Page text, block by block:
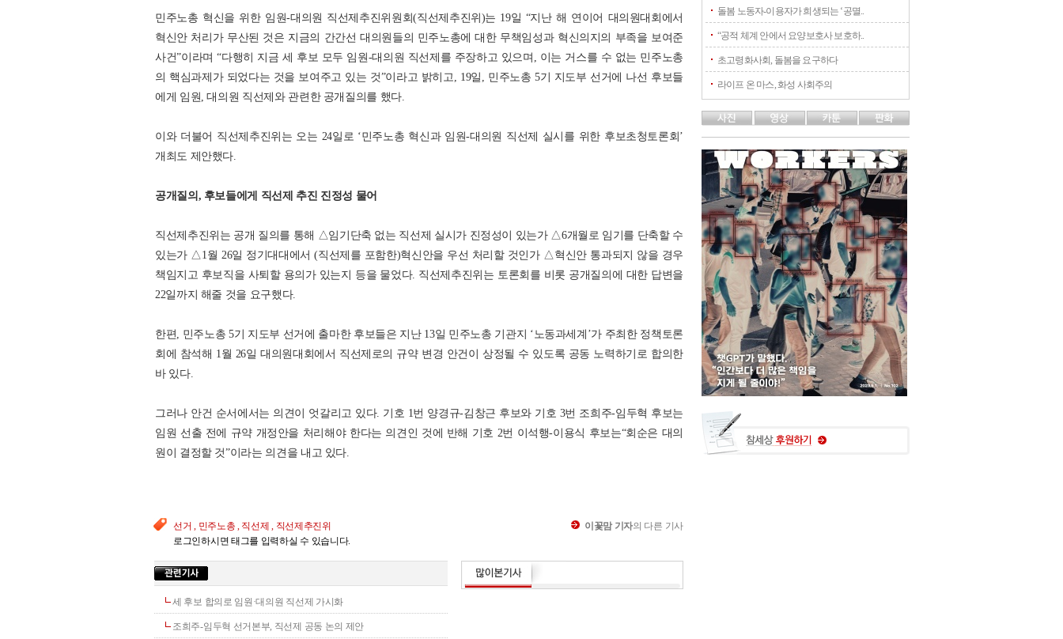
민주노총 혁신을 위한 임원-대의원 직선제추진위원회(직선제추진위)는 19일 “지난 해 연이어 대의원대회에서
혁신안 처리가 무산된 것은 지금의 간간선 대의원들의 민주노총에 대한 무책임성과 혁신의지의 부족을 보여준
사건”이라며 “다행히 지금 세 후보 모두 임원-대의원 직선제를 주장하고 있으며, 이는 거스를 수 없는 민주노총
의 핵심과제가 되었다는 것을 보여주고 있는 것”이라고 밝히고, 19일, 민주노총 5기 지도부 선거에 나선 후보들
에게 임원, 대의원 직선제와 관련한 공개질의를 했다.
이와 더불어 직선제추진위는 오는 24일로 ‘민주노총 혁신과 임원-대의원 직선제 실시를 위한 후보초청토론회’
개최도 제안했다.
공개질의, 후보들에게 직선제 추진 진정성 물어
직선제추진위는 공개 질의를 통해 △임기단축 없는 직선제 실시가 진정성이 있는가 △6개월로 임기를 단축할 수
있는가 △1월 26일 정기대대에서 (직선제를 포함한)혁신안을 우선 처리할 것인가 △혁신안 통과되지 않을 경우
책임지고 후보직을 사퇴할 용의가 있는지 등을 물었다. 직선제추진위는 토론회를 비롯 공개질의에 대한 답변을
22일까지 해줄 것을 요구했다.
한편, 민주노총 5기 지도부 선거에 출마한 후보들은 지난 13일 민주노총 기관지 ‘노동과세계’가 주최한 정책토론
회에 참석해 1월 26일 대의원대회에서 직선제로의 규약 변경 안건이 상정될 수 있도록 공동 노력하기로 합의한
바 있다.
그러나 안건 순서에서는 의견이 엇갈리고 있다. 기호 1번 양경규-김창근 후보와 기호 3번 조희주-임두혁 후보는
임원 선출 전에 규약 개정안을 처리해야 한다는 의견인 것에 반해 기호 2번 이석행-이용식 후보는“회순은 대의
원이 결정할 것”이라는 의견을 내고 있다.
선거 , 민주노총 , 직선제 , 직선제추진위
로그인하시면 태그를 입력하실 수 있습니다.
이꽃맘 기자의 다른 기사
세 후보 합의로 임원·대의원 직선제 가시화
조희주-임두혁 선거본부, 직선제 공동 논의 제안
돌봄 노동자-이용자가 희생되는 ‘공멸..
“공적 체계 안에서 요양보호사 보호하..
초고령화사회, 돌봄을 요구하다
라이프 온 마스, 화성 사회주의